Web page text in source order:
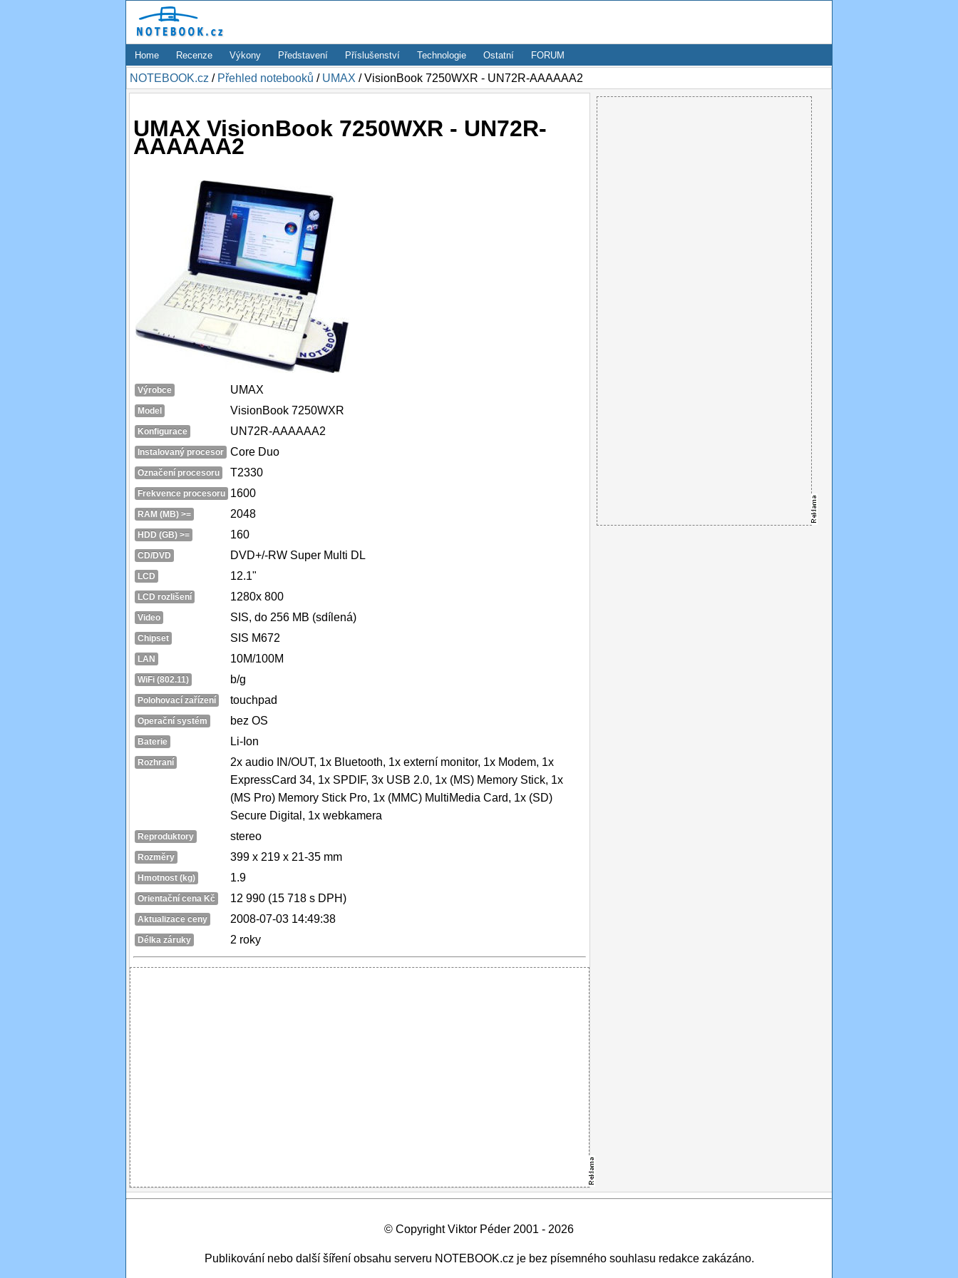
Home Recenze Výkony Představení Příslušenství Technologie Ostatní FORUM
NOTEBOOK.cz / Přehled notebooků / UMAX / VisionBook 7250WXR - UN72R-AAAAAA2
UMAX VisionBook 7250WXR - UN72R-
AAAAAA2
Výrobce UMAX
Model VisionBook 7250WXR
Konfigurace UN72R-AAAAAA2
Instalovaný procesor Core Duo
Označení procesoru T2330
Frekvence procesoru 1600
RAM (MB) >= 2048
HDD (GB) >= 160
CD/DVD DVD+/-RW Super Multi DL
LCD 12.1"
LCD rozlišení 1280x 800
Video SIS, do 256 MB (sdílená)
Chipset SIS M672
LAN 10M/100M
WiFi (802.11) b/g
Polohovací zařízení touchpad
Operační systém bez OS
Baterie Li-Ion
Rozhraní
2x audio IN/OUT, 1x Bluetooth, 1x externí monitor, 1x Modem, 1x
ExpressCard 34, 1x SPDIF, 3x USB 2.0, 1x (MS) Memory Stick, 1x
(MS Pro) Memory Stick Pro, 1x (MMC) MultiMedia Card, 1x (SD)
Secure Digital, 1x webkamera
Reproduktory stereo
Rozměry 399 x 219 x 21-35 mm
Hmotnost (kg) 1.9
Orientační cena Kč 12 990 (15 718 s DPH)
Aktualizace ceny 2008-07-03 14:49:38
Délka záruky 2 roky
© Copyright Viktor Péder 2001 - 2026
Publikování nebo další šíření obsahu serveru NOTEBOOK.cz je bez písemného souhlasu redakce zakázáno.